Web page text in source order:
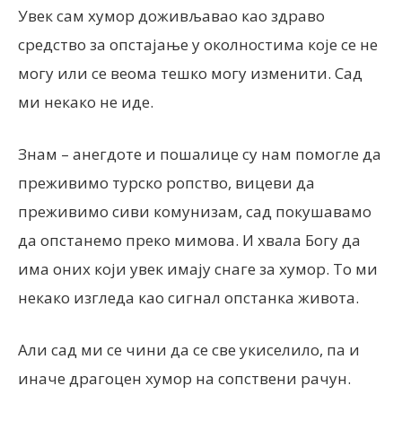
Увек сам хумор доживљавао као здраво
средство за опстајање у околностима које се не
могу или се веома тешко могу изменити. Сад
ми некако не иде.
Знам – анегдоте и пошалице су нам помогле да
преживимо турско ропство, вицеви да
преживимо сиви комунизам, сад покушавамо
да опстанемо преко мимова. И хвала Богу да
има оних који увек имају снаге за хумор. То ми
некако изгледа као сигнал опстанка живота.
Али сад ми се чини да се све укиселило, па и
иначе драгоцен хумор на сопствени рачун.